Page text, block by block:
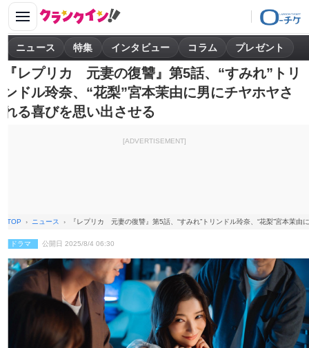
ニュース 特集 インタビュー コラム プレゼント
『レプリカ 元妻の復讐』第5話、“すみれ”トリ
ンドル玲奈、“花梨”宮本茉由に男にチヤホヤさ
れる喜びを思い出させる
[ADVERTISEMENT]
TOP ニュース 『レプリカ 元妻の復讐』第5話、“すみれ”トリンドル玲奈、“花梨”宮本茉由
ドラマ 公開日 2025/8/4 06:30